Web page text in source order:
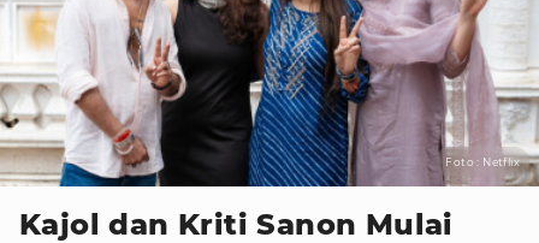
Foto : Netflix
Kajol dan Kriti Sanon Mulai